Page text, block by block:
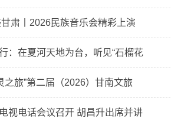
肃丨2026民族音乐会精彩上演
：在夏河天地为台，听见“石榴花
之旅”第二届（2026）甘南文旅
视电话会议召开 胡昌升出席并讲